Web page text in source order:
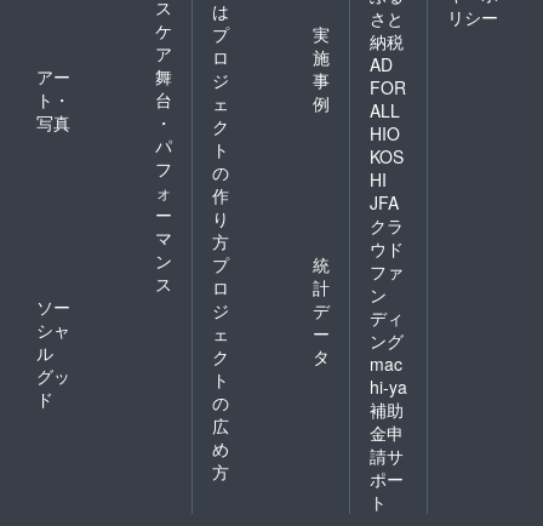
ス
ケ
ア
アー
ト・
写真
舞
台
・
パ
フ
ォ
ー
マ
ン
ス
ソー
シャ
ル
グッ
ド
は
プ
ロ
ジ
ェ
ク
ト
の
作
り
方
実
施
事
例
プ
ロ
ジ
ェ
ク
ト
の
広
め
方
統
計
デ
ー
タ
さと
納税
AD
FOR
ALL
HIO
KOS
HI
JFA
クラ
ウド
ファ
ン
ディ
ング
mac
hi-ya
補助
金申
請サ
ポー
ト
リシー